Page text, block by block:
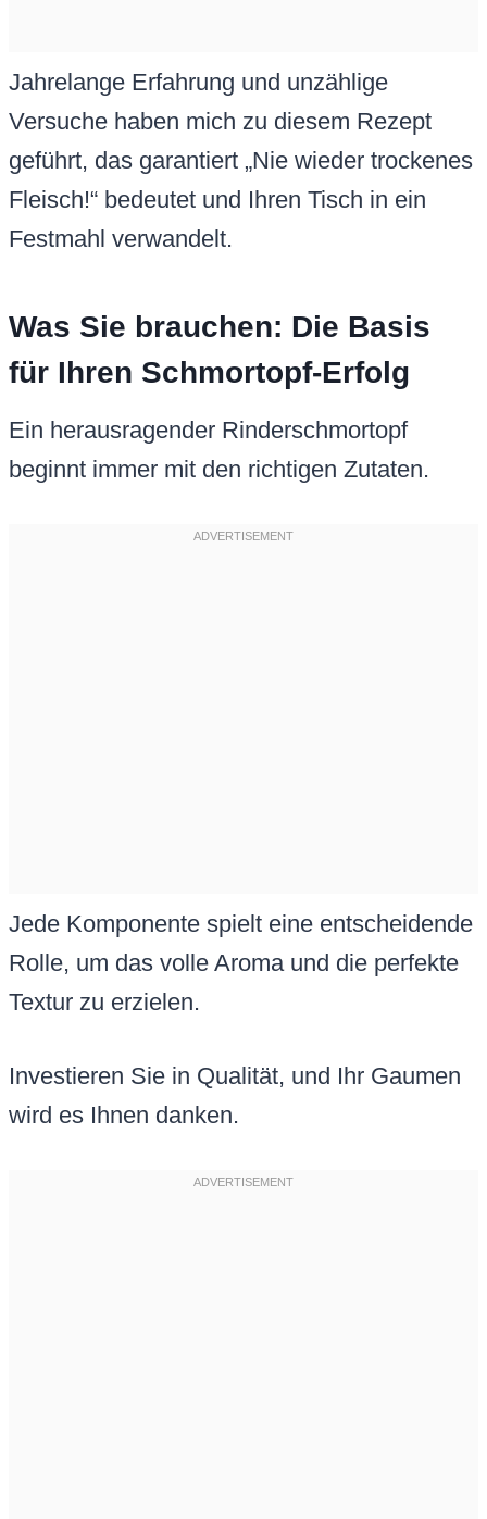
Jahrelange Erfahrung und unzählige
Versuche haben mich zu diesem Rezept
geführt, das garantiert „Nie wieder trockenes
Fleisch!“ bedeutet und Ihren Tisch in ein
Festmahl verwandelt.
Was Sie brauchen: Die Basis
für Ihren Schmortopf-Erfolg
Ein herausragender Rinderschmortopf
beginnt immer mit den richtigen Zutaten.
Jede Komponente spielt eine entscheidende
Rolle, um das volle Aroma und die perfekte
Textur zu erzielen.
Investieren Sie in Qualität, und Ihr Gaumen
wird es Ihnen danken.